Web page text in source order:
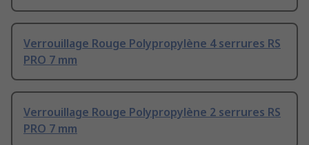
Verrouillage Rouge Polypropylène 4 serrures RS
PRO 7 mm
Verrouillage Rouge Polypropylène 2 serrures RS
PRO 7 mm